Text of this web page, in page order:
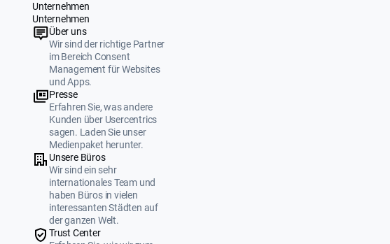
Unternehmen
Unternehmen
Über uns
Wir sind der richtige Partner
im Bereich Consent
Management für Websites
und Apps.
Presse
Erfahren Sie, was andere
Kunden über Usercentrics
sagen. Laden Sie unser
Medienpaket herunter.
Unsere Büros
Wir sind ein sehr
internationales Team und
haben Büros in vielen
interessanten Städten auf
der ganzen Welt.
Trust Center